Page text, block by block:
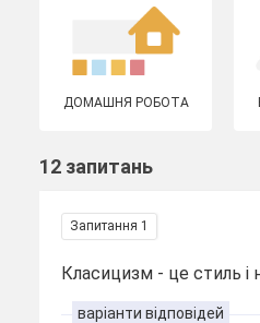
ДОМАШНЯ РОБОТА
12 запитань
Запитання 1
Класицизм - це стиль і
варіанти відповідей